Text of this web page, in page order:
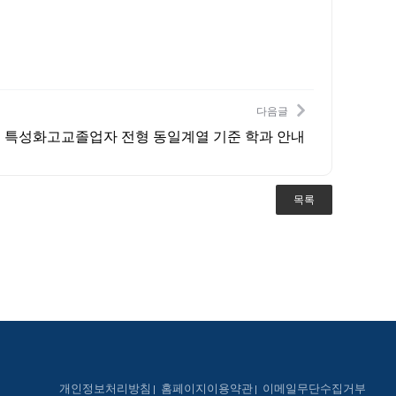
다음글
성화고교졸업자 전형 동일계열 기준 학과 안내
목록
개인정보처리방침 홈페이지이용약관 이메일무단수집거부